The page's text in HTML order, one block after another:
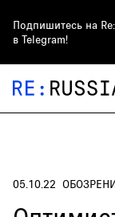
Подпишитесь на
в Telegram!
05.10.22